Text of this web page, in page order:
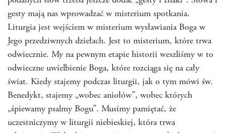
gesty mają nas wprowadzać w misterium spotkania.
Liturgia jest wejściem w misterium wysławiania Boga w
Jego przedziwnych dziełach. Jest to misterium, które trwa
odwiecznie. My na pewnym etapie historii weszliśmy w to
odwieczne uwielbienie Boga, które rozciąga się na cały
świat. Kiedy stajemy podczas liturgii, jak o tym mówi św.
Benedykt, stajemy „wobec aniołów”, wobec których
„śpiewamy psalmy Bogu”. Musimy pamiętać, że
uczestniczymy w liturgii niebieskiej, która trwa